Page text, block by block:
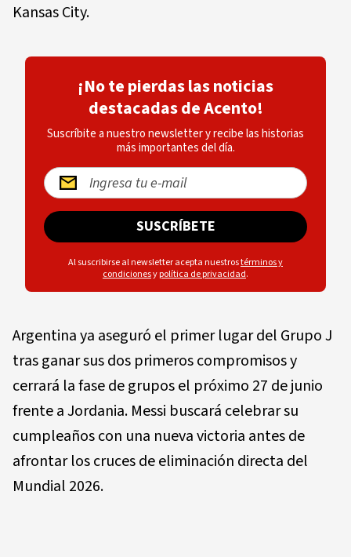
Kansas City.
¡No te pierdas las noticias
destacadas de Acento!
Suscríbite a nuestro newsletter y recibe las historias
más importantes del día.
SUSCRÍBETE
Al suscribirse al newsletter acepta nuestrostérminos y
condicionesypolítica de privacidad.
Argentina ya aseguró el primer lugar del Grupo J
tras ganar sus dos primeros compromisos y
cerrará la fase de grupos el próximo 27 de junio
frente a Jordania. Messi buscará celebrar su
cumpleaños con una nueva victoria antes de
afrontar los cruces de eliminación directa del
Mundial 2026.